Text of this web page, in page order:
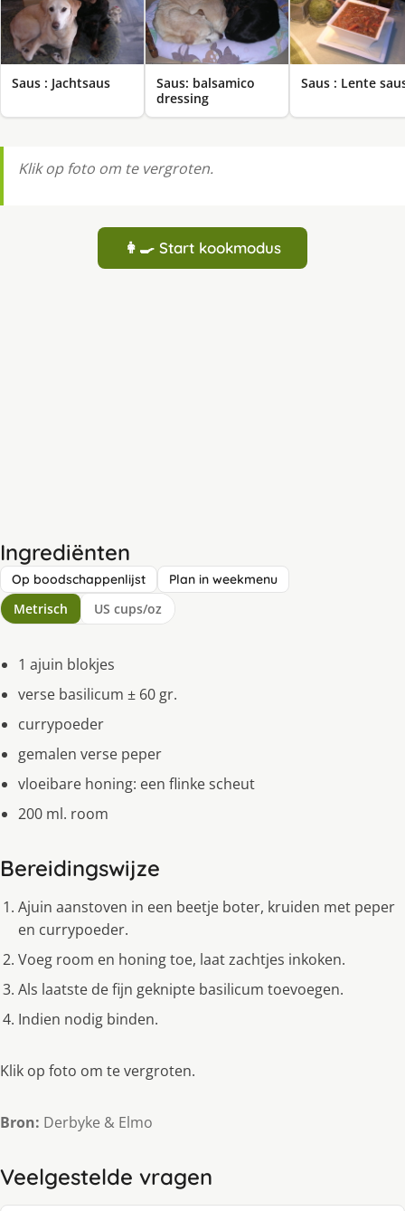
Saus : Jachtsaus
Saus: balsamico
dressing
Saus : Lente
Klik op foto om te vergroten.
👩‍🍳 Start kookmodus
Ingrediënten
Op boodschappenlijst Plan in weekmenu
Metrisch US cups/oz
1 ajuin blokjes
verse basilicum ± 60 gr.
currypoeder
gemalen verse peper
vloeibare honing: een flinke scheut
200 ml. room
Bereidingswijze
Ajuin aanstoven in een beetje boter, kruiden met peper
en currypoeder.
Voeg room en honing toe, laat zachtjes inkoken.
Als laatste de fijn geknipte basilicum toevoegen.
Indien nodig binden.
Klik op foto om te vergroten.
Bron: Derbyke & Elmo
Veelgestelde vragen